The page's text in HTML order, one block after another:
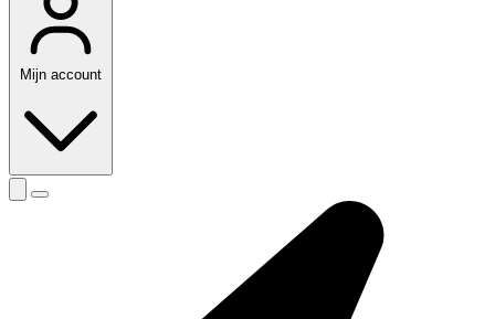
Mijn account